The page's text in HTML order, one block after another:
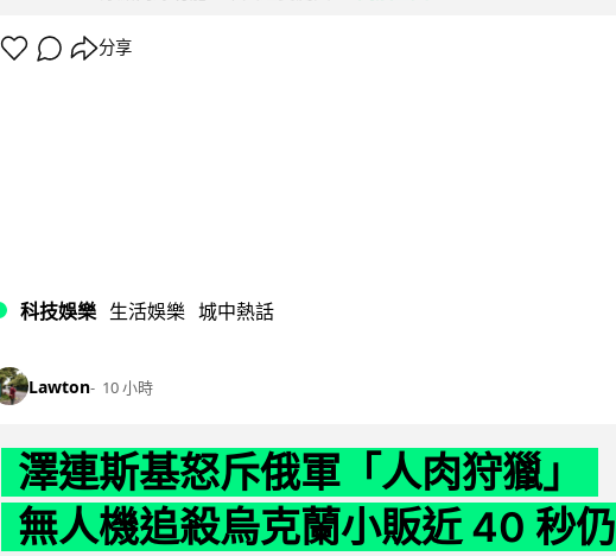
分享
科技娛樂 生活娛樂 城中熱話
Lawton 10 小時
澤連斯基怒斥俄軍「人肉狩獵」
無人機追殺烏克蘭小販近 40 秒仍